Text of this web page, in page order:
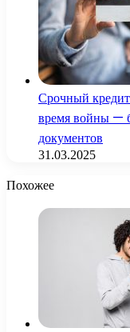
Срочный
время войны —
документов
31.03.2025
Похожее